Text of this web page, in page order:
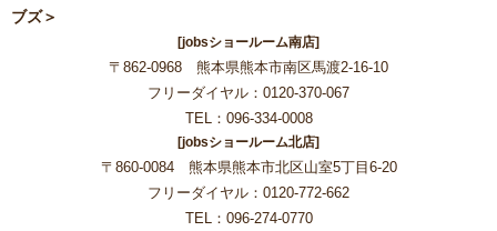
ブズ＞
[jobsショールーム南店]
〒862-0968 熊本県熊本市南区馬渡2-16-10
フリーダイヤル：0120-370-067
TEL：096-334-0008
[jobsショールーム北店]
〒860-0084 熊本県熊本市北区山室5丁目6-20
フリーダイヤル：0120-772-662
TEL：096-274-0770